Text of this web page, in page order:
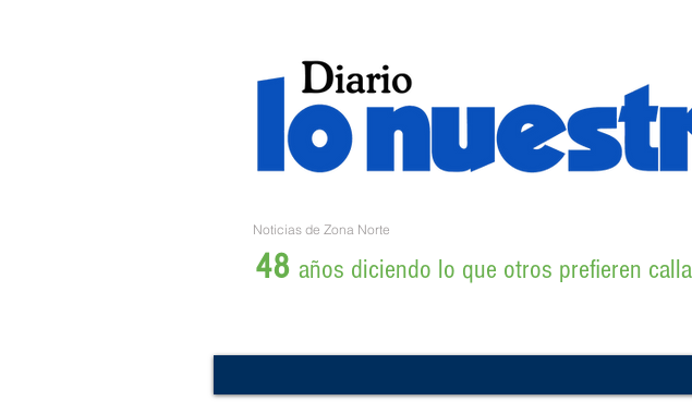
Noticias de Zona Norte
48 años diciendo lo que otros prefieren